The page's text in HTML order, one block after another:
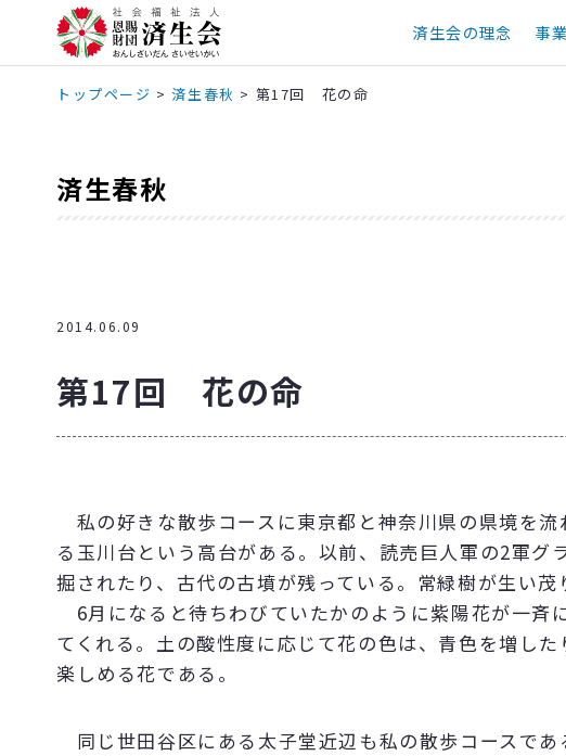
済生会の理念 事
トップページ > 済生春秋 > 第17回 花の命
済生春秋
2014.06.09
第17回 花の命
私の好きな散歩コースに東京都と神奈川県の県境を
る玉川台という高台がある。以前、読売巨人軍の2軍グ
掘されたり、古代の古墳が残っている。常緑樹が生い茂
6月になると待ちわびていたかのように紫陽花が一斉
てくれる。土の酸性度に応じて花の色は、青色を増し
楽しめる花である。
同じ世田谷区にある太子堂近辺も私の散歩コースで